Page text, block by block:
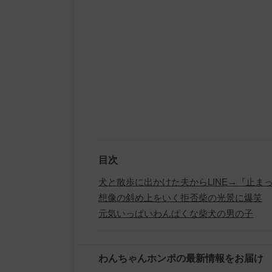
目次
犬と散歩に出かけた夫からLINE→『止まっ
想像の斜め上をいく拒否柴の光景に爆笑
元気いっぱいわんぱくな柴犬の男の子
わんちゃんホンポの最新情報をお届け